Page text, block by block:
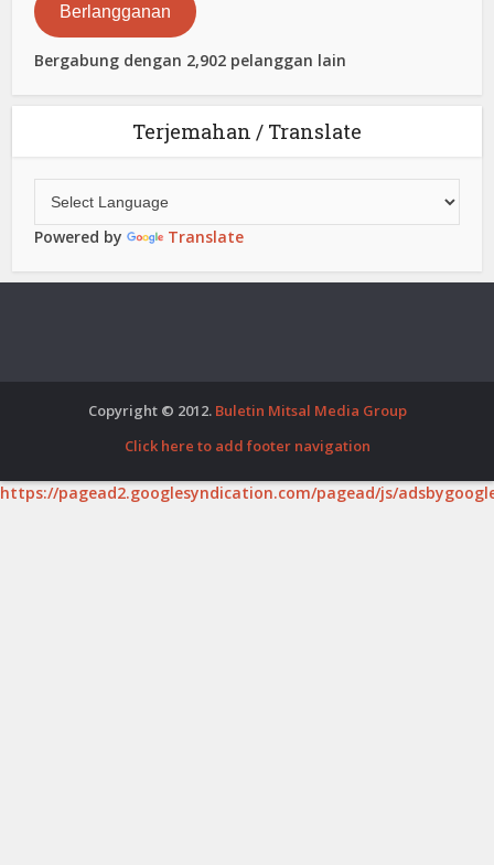
Berlangganan
Bergabung dengan 2,902 pelanggan lain
Terjemahan / Translate
Powered by Translate
Copyright © 2012. Buletin Mitsal Media Group
Click here to add footer navigation
https://pagead2.googlesyndication.com/pagead/js/